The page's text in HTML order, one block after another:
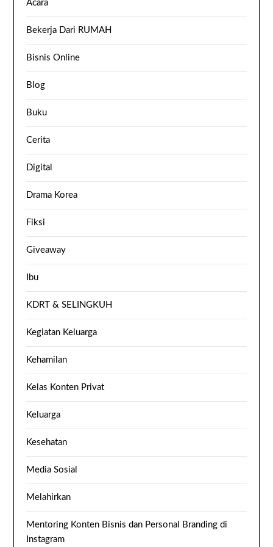
Acara
Bekerja Dari RUMAH
Bisnis Online
Blog
Buku
Cerita
Digital
Drama Korea
Fiksi
Giveaway
Ibu
KDRT & SELINGKUH
Kegiatan Keluarga
Kehamilan
Kelas Konten Privat
Keluarga
Kesehatan
Media Sosial
Melahirkan
Mentoring Konten Bisnis dan Personal Branding di
Instagram